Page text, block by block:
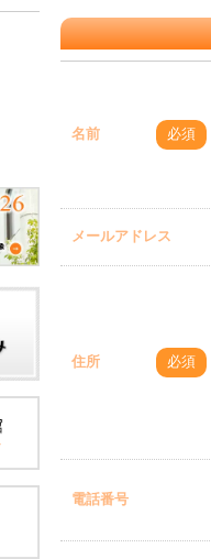
名前 必須
メールアドレス
住所 必須
電話番号